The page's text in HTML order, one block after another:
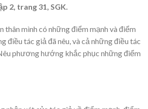
2, trang 31, SGK.
thân mình có những điểm mạnh và điểm
điều tác giả đã nêu, và cả những điều tác
phương hướng khắc phục những điểm